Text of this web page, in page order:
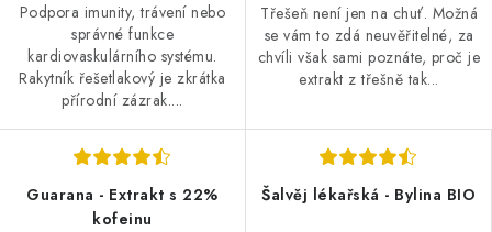
Podpora imunity, trávení nebo
správné funkce
kardiovaskulárního systému.
Rakytník řešetlakový je zkrátka
přírodní zázrak....
Třešeň není jen na chuť. Možná
se vám to zdá neuvěřitelné, za
chvíli však sami poznáte, proč je
extrakt z třešně tak...
Guarana - Extrakt s 22%
kofeinu
Šalvěj lékařská - Bylina BIO